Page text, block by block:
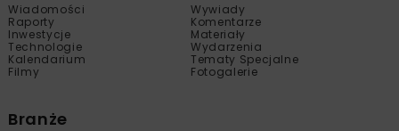
Wiadomości
Wywiady
Raporty
Komentarze
Inwestycje
Materiały
Technologie
Wydarzenia
Kalendarium
Tematy Specjalne
Filmy
Fotogalerie
Branże